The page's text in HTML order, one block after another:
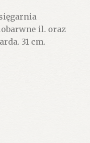
il. oraz
31 cm.